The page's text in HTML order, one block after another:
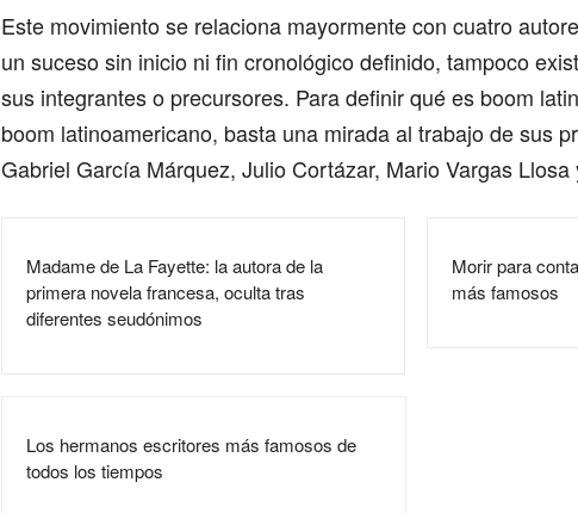
Este movimiento se relaciona mayormente con cuatro
un suceso sin inicio ni fin cronológico definido, tampoco
sus integrantes o precursores. Para definir qué es boom
boom latinoamericano, basta una mirada al trabajo de sus
Gabriel García Márquez, Julio Cortázar, Mario Vargas Llosa
Madame de La Fayette: la autora de la
primera novela francesa, oculta tras
diferentes seudónimos
Morir para
más famosos
Los hermanos escritores más famosos de
todos los tiempos